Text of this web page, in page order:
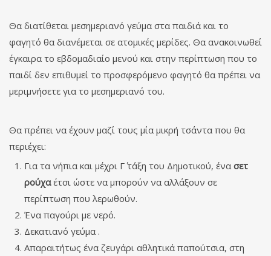
Θα διατίθεται μεσημεριανό γεύμα στα παιδιά και το
φαγητό θα διανέμεται σε ατομικές μερίδες. Θα ανακοινωθεί
έγκαιρα το εβδομαδιαίο μενού και στην περίπτωση που το
παιδί δεν επιθυμεί το προσφερόμενο φαγητό θα πρέπει να
μεριμνήσετε για το μεσημεριανό του.
Θα πρέπει να έχουν μαζί τους μία μικρή τσάντα που θα
περιέχει:
Για τα νήπια και μέχρι Γ΄ τάξη του Δημοτικού, ένα σετ
ρούχαέτσι ώστε να μπορούν να αλλάξουν σε
περίπτωση που λερωθούν.
Ένα παγούρι με νερό.
Δεκατιανό γεύμα .
Απαραιτήτως ένα ζευγάρι αθλητικά παπούτσια, στη